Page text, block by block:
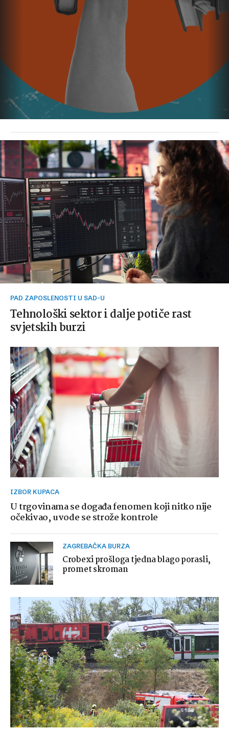
PAD ZAPOSLENOSTI U SAD-U
Tehnološki sektor i dalje potiče rast
svjetskih burzi
IZBOR KUPACA
U trgovinama se događa fenomen koji nitko nije
očekivao, uvode se strože kontrole
ZAGREBAČKA BURZA
Crobexi prošloga tjedna blago porasli,
promet skroman